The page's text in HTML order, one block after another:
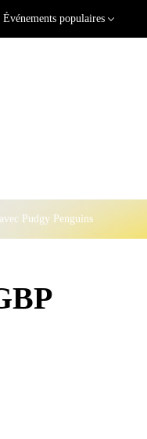
Événements populaires
Pudgy Penguins